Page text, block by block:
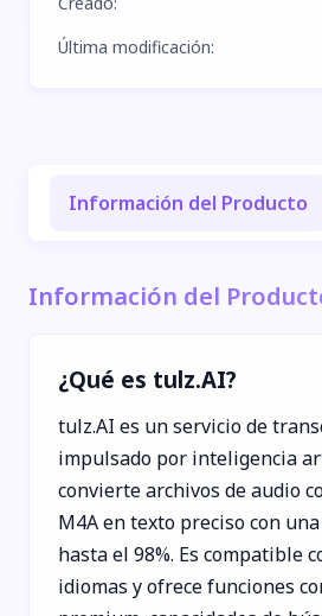
Última modificación:
Información del Producto
Información del
¿Qué es tulz.AI?
tulz.AI es un servicio de
impulsado por inteligencia
convierte archivos de audio
M4A en texto preciso con
hasta el 98%. Es compatible
idiomas y ofrece funciones